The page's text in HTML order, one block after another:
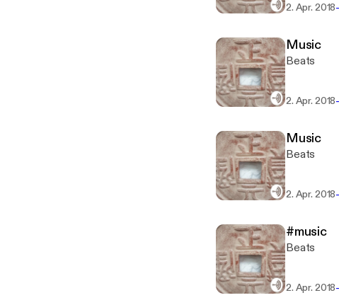
2. Apr. 2018
Music
Beats
2. Apr. 2018
Music
Beats
2. Apr. 2018
#music
Beats
2. Apr. 2018